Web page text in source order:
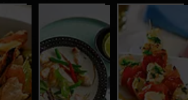
Задушено
праз лук
До 60 минути
Пилешко
със зелено
До 30 минути